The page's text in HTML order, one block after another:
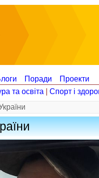
Поради
Проекти
та освіта Спорт і